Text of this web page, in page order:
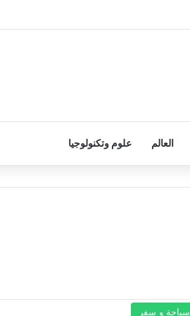
العالم علوم وتكنولوجيا
سياحة و سفر